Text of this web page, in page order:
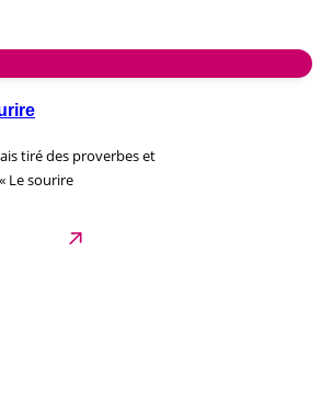
tiré des proverbes et
Le sourire